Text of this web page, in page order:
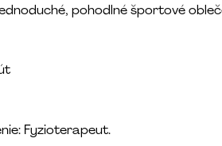
pohodlné športové
Fyzioterapeut.